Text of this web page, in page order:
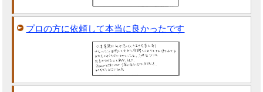
プロの方に依頼して本当に良かったです